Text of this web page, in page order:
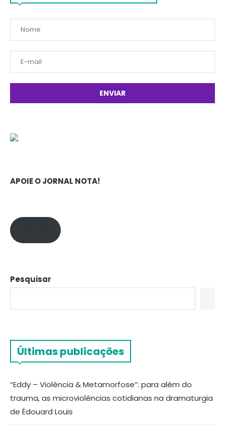
APOIE O JORNAL NOTA!
Pesquisar
Últimas publicações
“Eddy – Violência & Metamorfose”: para além do
trauma, as microviolências cotidianas na dramaturgia
de Édouard Louis